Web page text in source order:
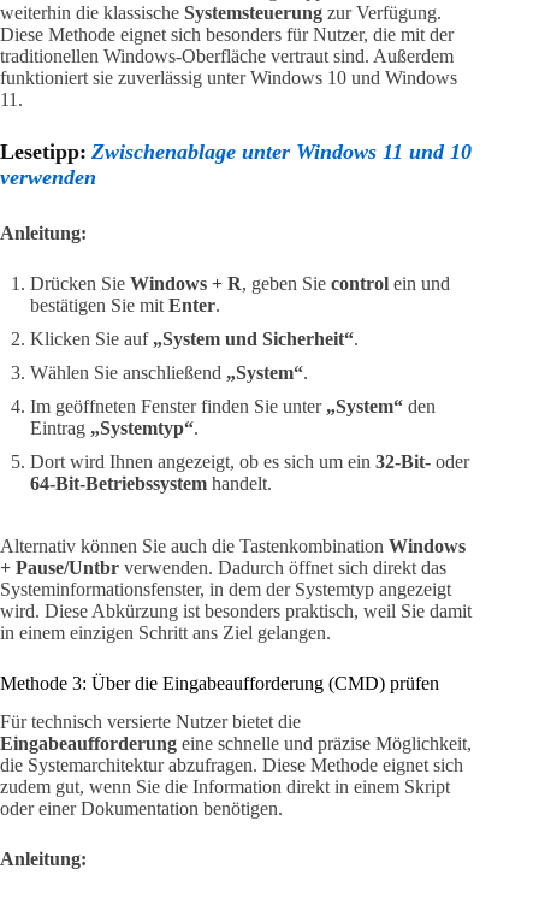
weiterhin die klassische Systemsteuerung zur Verfügung.
Diese Methode eignet sich besonders für Nutzer, die mit der
traditionellen Windows-Oberfläche vertraut sind. Außerdem
funktioniert sie zuverlässig unter Windows 10 und Windows
11.
Lesetipp: Zwischenablage unter Windows 11 und 10
verwenden
Anleitung:
Drücken Sie Windows + R, geben Sie control ein und
bestätigen Sie mit Enter.
Klicken Sie auf „System und Sicherheit“.
Wählen Sie anschließend „System“.
Im geöffneten Fenster finden Sie unter „System“ den
Eintrag „Systemtyp“.
Dort wird Ihnen angezeigt, ob es sich um ein 32-Bit- oder
64-Bit-Betriebssystem handelt.
Alternativ können Sie auch die Tastenkombination Windows
+ Pause/Untbr verwenden. Dadurch öffnet sich direkt das
Systeminformationsfenster, in dem der Systemtyp angezeigt
wird. Diese Abkürzung ist besonders praktisch, weil Sie damit
in einem einzigen Schritt ans Ziel gelangen.
Methode 3: Über die Eingabeaufforderung (CMD) prüfen
Für technisch versierte Nutzer bietet die
Eingabeaufforderung eine schnelle und präzise Möglichkeit,
die Systemarchitektur abzufragen. Diese Methode eignet sich
zudem gut, wenn Sie die Information direkt in einem Skript
oder einer Dokumentation benötigen.
Anleitung: